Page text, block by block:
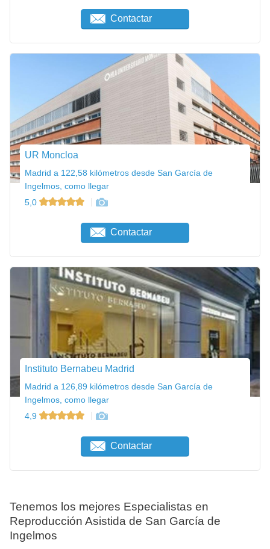
Contactar
UR Moncloa
Madrid a 122,58 kilómetros desde San García de
Ingelmos, como llegar
5,0
Contactar
Instituto Bernabeu Madrid
Madrid a 126,89 kilómetros desde San García de
Ingelmos, como llegar
4,9
Contactar
Tenemos los mejores Especialistas en
Reproducción Asistida de San García de
Ingelmos